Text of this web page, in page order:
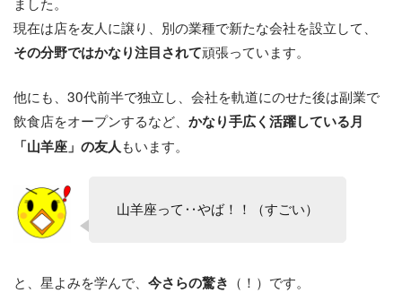
現在は店を友人に譲り、別の業種で新たな会社を設立して、
その分野ではかなり注目されて頑張っています。
他にも、30代前半で独立し、会社を軌道にのせた後は副業で
飲食店をオープンするなど、 かなり手広く活躍している月
「山羊座」の友人もいます。
山羊座って‥やば！！（すごい）
と、星よみを学んで、 今さらの驚き （！）です。